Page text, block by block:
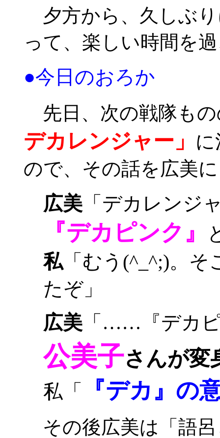
夕方から、久しぶ
って、楽しい時間を
●今日のおろか
先日、次の戦隊も
デカレンジャー」
ので、その話を広美
広美 「デカレンジ
『デカピンク』
私「むう(^_^;)。そ
たぞ」
広美 「……『デカ
公美子さんが変
私「 『デカ』の
その後広美は「語